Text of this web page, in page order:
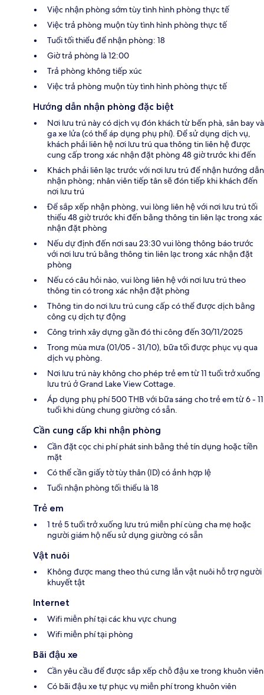
Việc nhận phòng sớm tùy tình hình phòng thực tế
Việc trả phòng muộn tùy tình hình phòng thực tế
Tuổi tối thiểu để nhận phòng: 18
Giờ trả phòng là 12:00
Trả phòng không tiếp xúc
Việc trả phòng muộn tùy tình hình phòng thực tế
Hướng dẫn nhận phòng đặc biệt
Nơi lưu trú này có dịch vụ đón khách từ bến phà, sân bay và
ga xe lửa (có thể áp dụng phụ phí). Để sử dụng dịch vụ,
khách phải liên hệ nơi lưu trú qua thông tin liên hệ được
cung cấp trong xác nhận đặt phòng 48 giờ trước khi đến
Khách phải liên lạc trước với nơi lưu trú để nhận hướng dẫn
nhận phòng; nhân viên tiếp tân sẽ đón tiếp khi khách đến
nơi lưu trú
Để sắp xếp nhận phòng, vui lòng liên hệ với nơi lưu trú tối
thiểu 48 giờ trước khi đến bằng thông tin liên lạc trong xác
nhận đặt phòng
Nếu dự định đến nơi sau 23:30 vui lòng thông báo trước
với nơi lưu trú bằng thông tin liên lạc trong xác nhận đặt
phòng
Nếu có câu hỏi nào, vui lòng liên hệ với nơi lưu trú theo
thông tin có trong xác nhận đặt phòng
Thông tin do nơi lưu trú cung cấp có thể được dịch bằng
công cụ dịch tự động
Công trình xây dựng gần đó thi công đến 30/11/2025
Trong mùa mưa (01/05 - 31/10), bữa tối được phục vụ qua
dịch vụ phòng.
Nơi lưu trú này không cho phép trẻ em từ 11 tuổi trở xuống
lưu trú ở Grand Lake View Cottage.
Áp dụng phụ phí 500 THB với bữa sáng cho trẻ em từ 6 - 11
tuổi khi dùng chung giường có sẵn.
Cần cung cấp khi nhận phòng
Cần đặt cọc chi phí phát sinh bằng thẻ tín dụng hoặc tiền
mặt
Có thể cần giấy tờ tùy thân (ID) có ảnh hợp lệ
Tuổi nhận phòng tối thiểu là 18
Trẻ em
1 trẻ 5 tuổi trở xuống lưu trú miễn phí cùng cha mẹ hoặc
người giám hộ nếu sử dụng giường có sẵn
Vật nuôi
Không được mang theo thú cưng lẫn vật nuôi hỗ trợ người
khuyết tật
Internet
Wifi miễn phí tại các khu vực chung
Wifi miễn phí tại phòng
Bãi đậu xe
Cần yêu cầu để được sắp xếp chỗ đậu xe trong khuôn viên
Có bãi đậu xe tự phục vụ miễn phí trong khuôn viên